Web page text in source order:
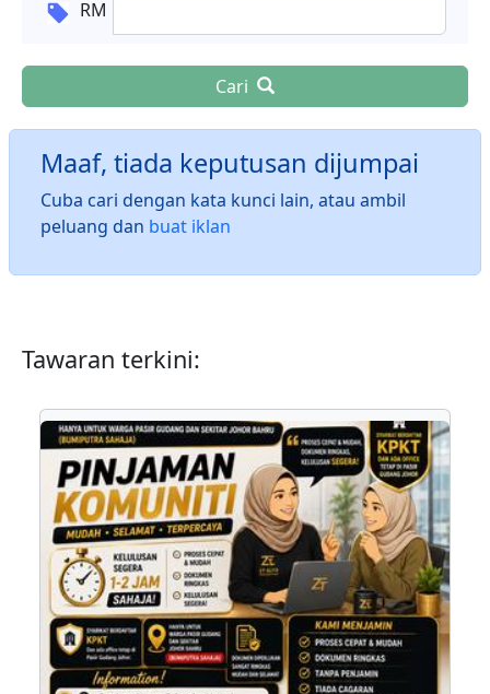
RM
Cari
Maaf, tiada keputusan dijumpai
Cuba cari dengan kata kunci lain, atau ambil
peluang dan buat iklan
Tawaran terkini: